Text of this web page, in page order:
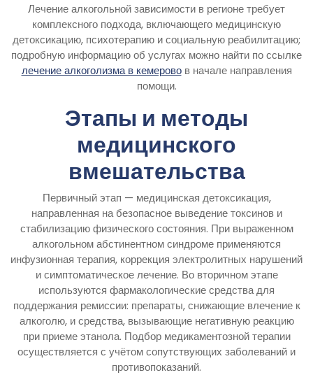
Лечение алкогольной зависимости в регионе требует
комплексного подхода, включающего медицинскую
детоксикацию, психотерапию и социальную реабилитацию;
подробную информацию об услугах можно найти по ссылке
лечение алкоголизма в кемеровов начале направления
помощи.
Этапы и методы
медицинского
вмешательства
Первичный этап — медицинская детоксикация,
направленная на безопасное выведение токсинов и
стабилизацию физического состояния. При выраженном
алкогольном абстинентном синдроме применяются
инфузионная терапия, коррекция электролитных нарушений
и симптоматическое лечение. Во вторичном этапе
используются фармакологические средства для
поддержания ремиссии: препараты, снижающие влечение к
алкоголю, и средства, вызывающие негативную реакцию
при приеме этанола. Подбор медикаментозной терапии
осуществляется с учётом сопутствующих заболеваний и
противопоказаний.